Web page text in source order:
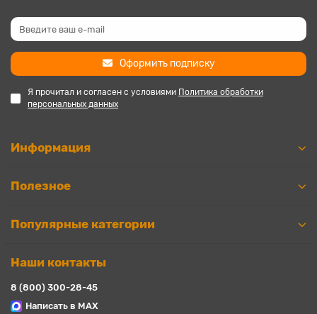
Оформить подписку
Я прочитал и согласен с условиями Политика обработки
персональных данных
Информация
Полезное
Популярные категории
Наши контакты
8 (800) 300-28-45
Написать в MAX